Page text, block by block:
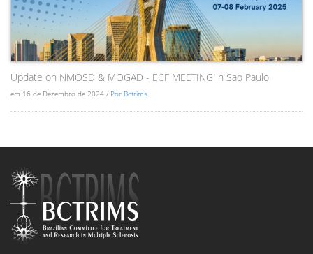
Update on NMOSD & MOGAD - ECF MEETING in Sao Paulo
em 16 de Dezembro de 2024 / Por Bctrims